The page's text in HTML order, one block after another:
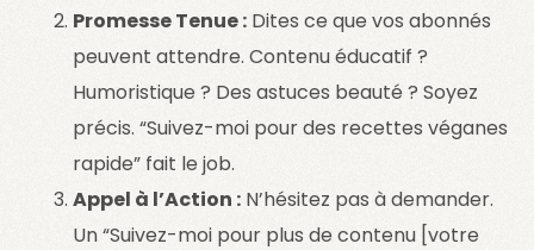
Promesse Tenue : Dites ce que vos abonnés
peuvent attendre. Contenu éducatif ?
Humoristique ? Des astuces beauté ? Soyez
précis. “Suivez-moi pour des recettes véganes
rapide” fait le job.
Appel à l’Action : N’hésitez pas à demander.
Un “Suivez-moi pour plus de contenu [votre